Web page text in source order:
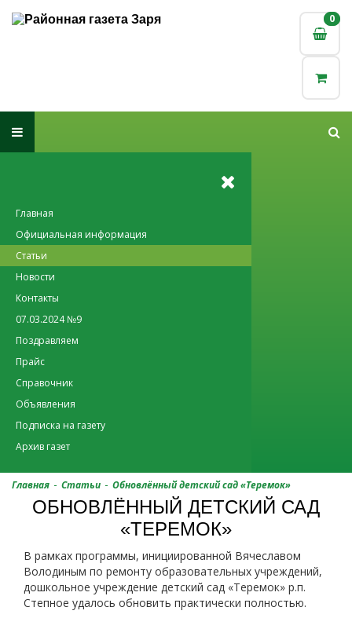
0
0
Главная
Официальная информация
Статьи
Новости
Контакты
07.03.2024 №9
Поздравляем
Прайс
Справочник
Объявления
Подписка на газету
Архив газет
Главная - Статьи - Обновлённый детский сад «Теремок»
ОБНОВЛЁННЫЙ ДЕТСКИЙ САД
«ТЕРЕМОК»
В рамках программы, инициированной Вячеславом
Володиным по ремонту образовательных учреждений,
дошкольное учреждение детский сад «Теремок» р.п.
Степное удалось обновить практически полностью.